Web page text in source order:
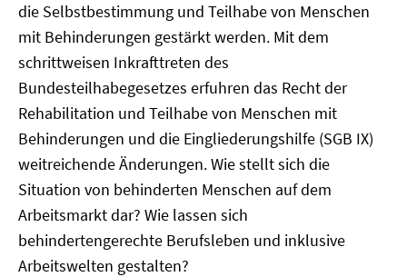
die Selbstbestimmung und Teilhabe von Menschen
mit Behinderungen gestärkt werden. Mit dem
schrittweisen Inkrafttreten des
Bundesteilhabegesetzes erfuhren das Recht der
Rehabilitation und Teilhabe von Menschen mit
Behinderungen und die Eingliederungshilfe (SGB IX)
weitreichende Änderungen. Wie stellt sich die
Situation von behinderten Menschen auf dem
Arbeitsmarkt dar? Wie lassen sich
behindertengerechte Berufsleben und inklusive
Arbeitswelten gestalten?